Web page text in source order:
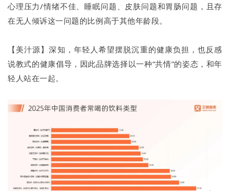
心理压力/情绪不佳、睡眠问题、皮肤问题和胃肠问题，且存
在无人倾诉这一问题的比例高于其他年龄段。
【美汁源】深知，年轻人希望摆脱沉重的健康负担，也反感
说教式的健康倡导，因此品牌选择以一种“共情”的姿态，和年
轻人站在一起。